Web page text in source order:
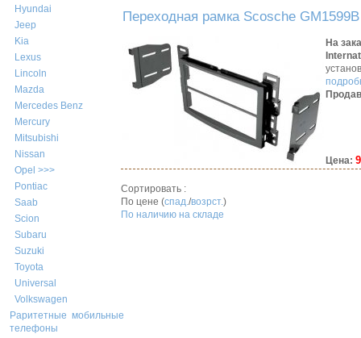
Hyundai
Jeep
Kia
Lexus
Lincoln
Mazda
Mercedes Benz
Mercury
Mitsubishi
Nissan
Opel >>>
Pontiac
Saab
Scion
Subaru
Suzuki
Toyota
Universal
Volkswagen
Раритетные мобильные
телефоны
Переходная рамка Scosche
На
Цена:
Сортировать :
По цене (спад./возрст.)
По наличию на складе